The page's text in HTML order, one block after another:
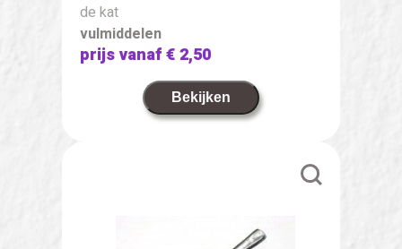
de kat
vulmiddelen
prijs vanaf€ 2,50
Bekijken